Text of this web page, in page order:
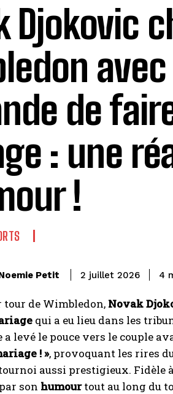
Djokovic
de
: une
!
Petit 2 juillet 2026 4
tour de Wimbledon, Novak
qui a eu lieu dans les
levé le pouce vers le couple
! », provoquant les rires
aussi prestigieux. Fidèle
son humourtout au long du